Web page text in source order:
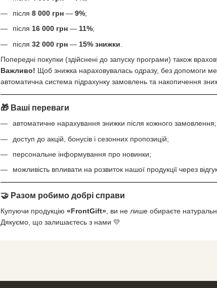
після 8 000 грн — 9%;
після 16 000 грн — 11%;
після 32 000 грн — 15% знижки
Попередні покупки (здійснені до запуску програми) також
Важливо! Щоб знижка нараховувалась одразу, без допомоги
автоматична система підрахунку замовлень та накопичення
🎁 Ваші переваги
автоматичне нарахування знижки після кожного замовлення;
доступ до акцій, бонусів і сезонних пропозицій;
персональне інформування про новинки;
можливість впливати на розвиток нашої продукції через
🤝 Разом робимо добрі справи
Купуючи продукцію «FrontGift», ви не лише обираєте
Дякуємо, що залишаєтесь з нами 💛